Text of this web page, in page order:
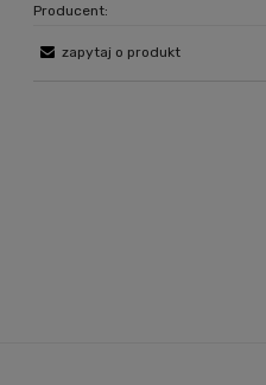
Producent:
zapytaj o produkt